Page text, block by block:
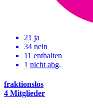
21 ja
34 nein
11 enthalten
1 nicht abg.
fraktionslos
4 Mitglieder